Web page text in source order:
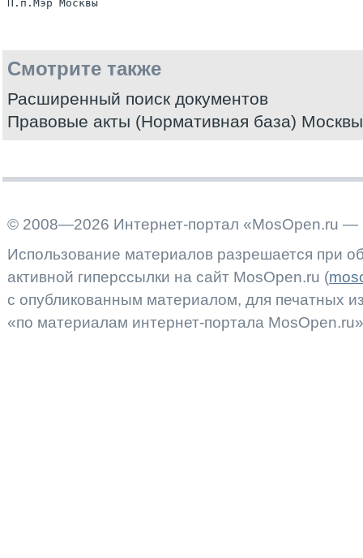
Смотрите также
Расширенный поиск документов
Правовые акты (Нормативная база) Москвы
© 2008—2026 Интернет-портал «MosOpen.ru —
Использование материалов разрешается при
активной гиперссылки на сайт MosOpen.ru (
с опубликованным материалом, для печатных
«по материалам интернет-портала